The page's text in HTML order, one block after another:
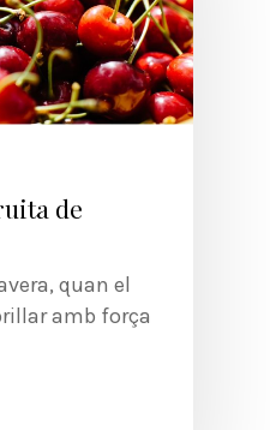
de
quan el
amb força